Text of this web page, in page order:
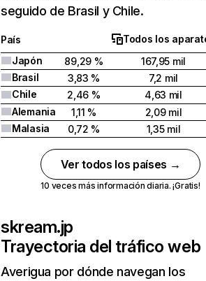
seguido de Brasil y Chile.
País
Todos los
Japón
89,29 %
167,95 mil
Brasil
3,83 %
7,2 mil
Chile
2,46 %
4,63 mil
Alemania
1,11 %
2,09 mil
Malasia
0,72 % 1,35 mil
Ver todos los países →
10 veces más información diaria. ¡Gratis!
skream.jp
Trayectoria del tráfico web
Averigua por dónde navegan los